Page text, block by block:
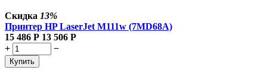
Скидка 13%
Принтер HP LaserJet M111w (7MD68A)
15 486 Р 13 506 Р
+
−
Купить